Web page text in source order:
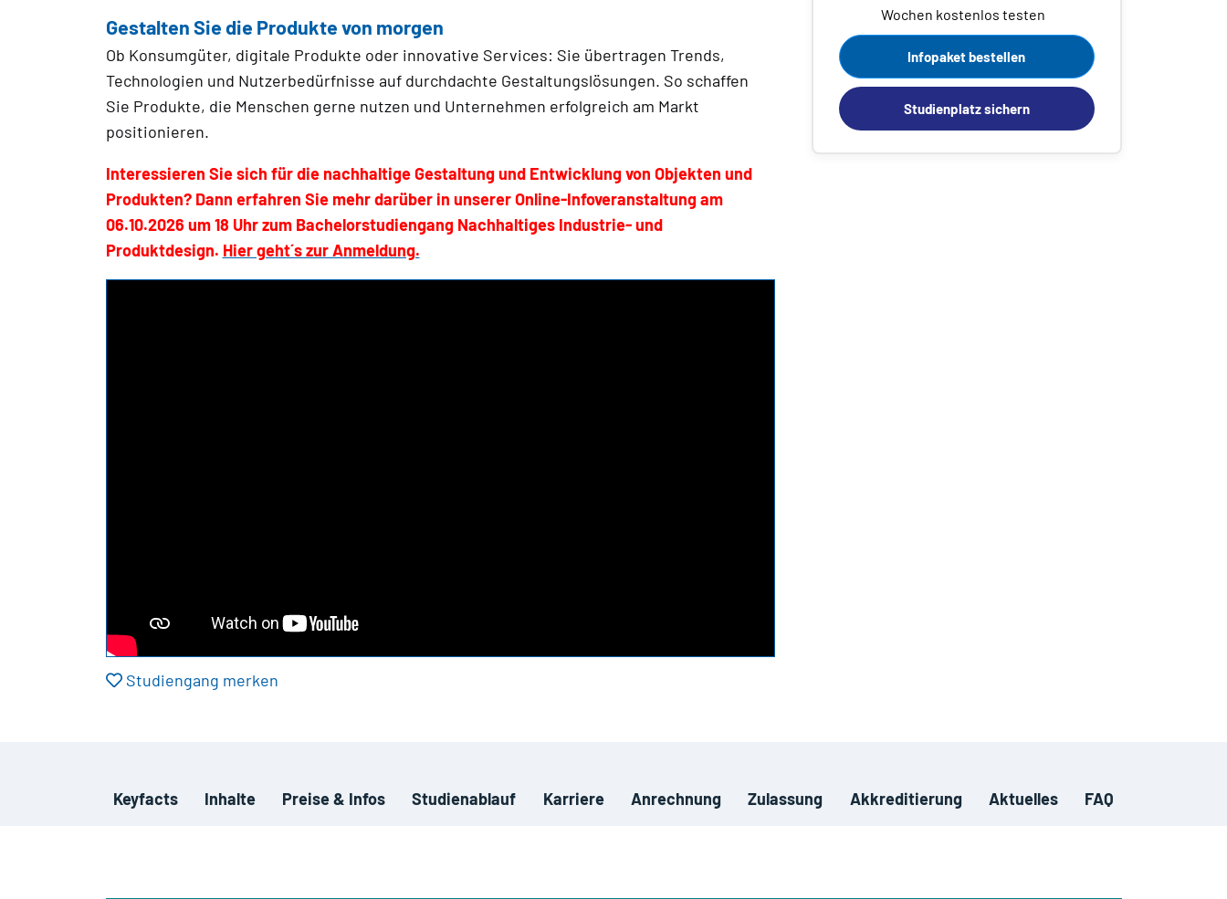
Gestalten Sie die Produkte von morgen
Ob Konsumgüter, digitale Produkte oder innovative Services: Sie übertragen Trends,
Technologien und Nutzerbedürfnisse auf durchdachte Gestaltungslösungen. So schaffen
Sie Produkte, die Menschen gerne nutzen und Unternehmen erfolgreich am Markt
positionieren.
Interessieren Sie sich für die nachhaltige Gestaltung und Entwicklung von Objekten und
Produkten? Dann erfahren Sie mehr darüber in unserer Online-Infoveranstaltung am
06.10.2026 um 18 Uhr zum Bachelorstudiengang Nachhaltiges Industrie- und
Produktdesign. Hier geht´s zur Anmeldung.
Studiengang merken
Wochen kostenlos testen
Infopaket bestellen
Studienplatz sichern
Keyfacts Inhalte Preise & Infos Studienablauf Karriere Anrechnung Zulassung Akkreditierung Aktuelles FAQ